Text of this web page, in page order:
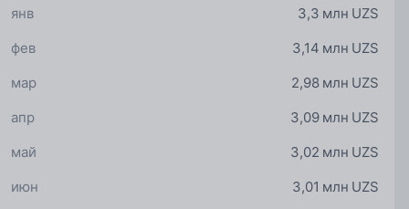
3,3 млн UZS
янв
3,14 млн UZS
фев
2,98 млн UZS
мар
3,09 млн UZS
апр
3,02 млн UZS
май
3,01 млн UZS
июн